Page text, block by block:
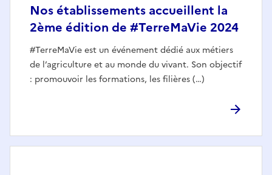
Nos établissements accueillent la
2ème édition de #TerreMaVie 2024
#TerreMaVie est un événement dédié aux métiers
de l’agriculture et au monde du vivant. Son objectif
: promouvoir les formations, les filières (…)